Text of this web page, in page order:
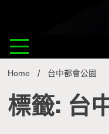
Home 台中都會公園
標籤: 台